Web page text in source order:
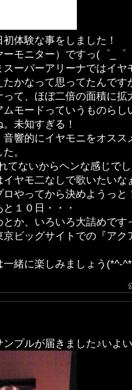
体験な事をしました！
ーモニター）ですっ(゜_゜
スーパーアリーナではイヤ
たかなって思ってたんで
って、ほぼ二倍の面積に拡
ムモードっていうものらし
未知すぎる！
音響的にイヤモニをオス
。
てないからヘンな感じで
イヤモ二なしで歌いたいな
ロやってから決めようっと
１０日・・・
とか、いろいろ大詰めです
京ビッグサイトでの『アク
一緒に楽しみましょう(*^-
ンプルが届きました♪いよ